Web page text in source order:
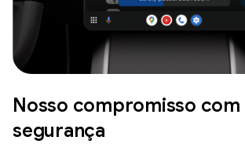
Nosso compromisso com
segurança